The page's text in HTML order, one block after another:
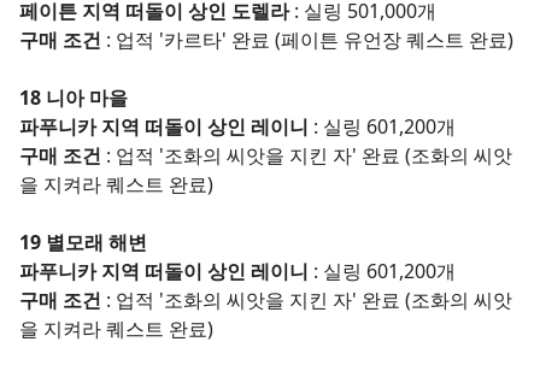
페이튼 지역 떠돌이 상인 도렐라: 실링 501,000개
구매 조건 : 업적 '카르타' 완료 (페이튼 유언장 퀘스트 완료)
18 니아 마을
파푸니카 지역 떠돌이 상인 레이니 : 실링 601,200개
구매 조건 : 업적 '조화의 씨앗을 지킨 자' 완료 (조화의 씨앗
을 지켜라 퀘스트 완료)
19 별모래 해변
파푸니카 지역 떠돌이 상인 레이니 : 실링 601,200개
구매 조건 : 업적 '조화의 씨앗을 지킨 자' 완료 (조화의 씨앗
을 지켜라 퀘스트 완료)